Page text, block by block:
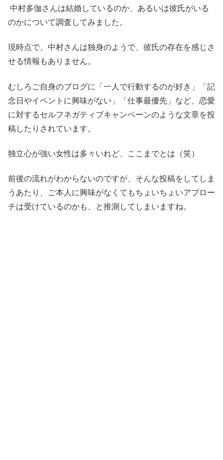
中村多伽さんは結婚しているのか、あるいは彼氏がいる
のかについて調査してみました。
現時点で、中村さんは独身のようで、彼氏の存在を感じさ
せる情報もありません。
むしろご自身のブログに「一人で行動するのが好き」「記
念日やイベントに興味がない」「仕事最優先」など、恋愛
に対するセルフネガティブキャンペーンのような文章を投
稿したりされています。
独立心が強い女性は多々いれど、ここまでとは（笑）
前後の流れがわからないのですが、そんな投稿をしてしま
うあたり、ご本人に興味がなくてもちょいちょいアプロー
チは受けているのかも、と推測してしまいますね。